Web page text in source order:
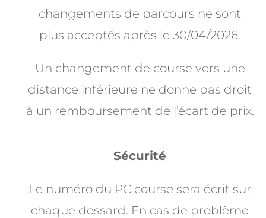
changements de parcours ne sont
plus acceptés après le 30/04/2026.
Un changement de course vers une
distance inférieure ne donne pas droit
à un remboursement de l’écart de prix.
Sécurité
Le numéro du PC course sera écrit sur
chaque dossard. En cas de problème